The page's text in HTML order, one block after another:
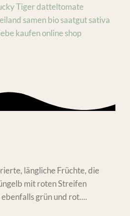
längliche Früchte, die
mit roten Streifen
grün und rot....